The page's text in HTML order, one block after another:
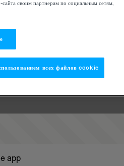
app
своим партнерам по социальным сетям,
всех файлов cookie